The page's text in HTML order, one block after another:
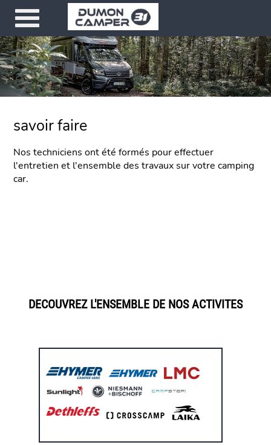
savoir faire
Nos techniciens ont été formés pour effectuer
l'entretien et l'ensemble des travaux sur votre camping
car.
DECOUVREZ L'ENSEMBLE DE NOS ACTIVITES